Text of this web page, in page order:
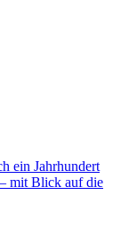
ein Jahrhundert
mit Blick auf die